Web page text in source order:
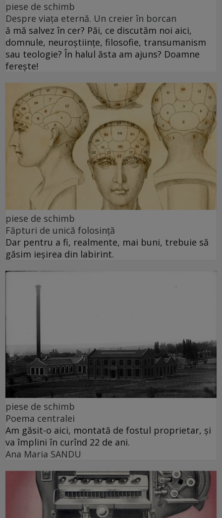
piese de schimb
Despre viața eternă. Un creier în borcan
ă mă salvez în cer? Păi, ce discutăm noi aici,
domnule, neuroștiințe, filosofie, transumanism
sau teologie? În halul ăsta am ajuns? Doamne
ferește!
piese de schimb
Făpturi de unică folosință
Dar pentru a fi, realmente, mai buni, trebuie să
găsim ieșirea din labirint.
piese de schimb
Poema centralei
Am găsit-o aici, montată de fostul proprietar, și
va împlini în curînd 22 de ani.
Ana Maria SANDU